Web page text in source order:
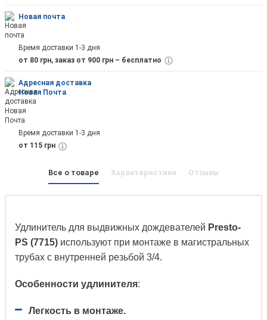
Новая почта
Время доставки 1-3 дня
от 80 грн, заказ от 900 грн – бесплатно
Адресная доставка
Новая Почта
Время доставки 1-3 дня
от 115 грн
Все о товаре Характеристики Отзывы
Удлинитель для выдвижных дождевателей Presto-
PS (7715) используют при монтаже в магистральных
трубах с внутренней резьбой 3/4.
Особенности удлинителя:
Легкость в монтаже.